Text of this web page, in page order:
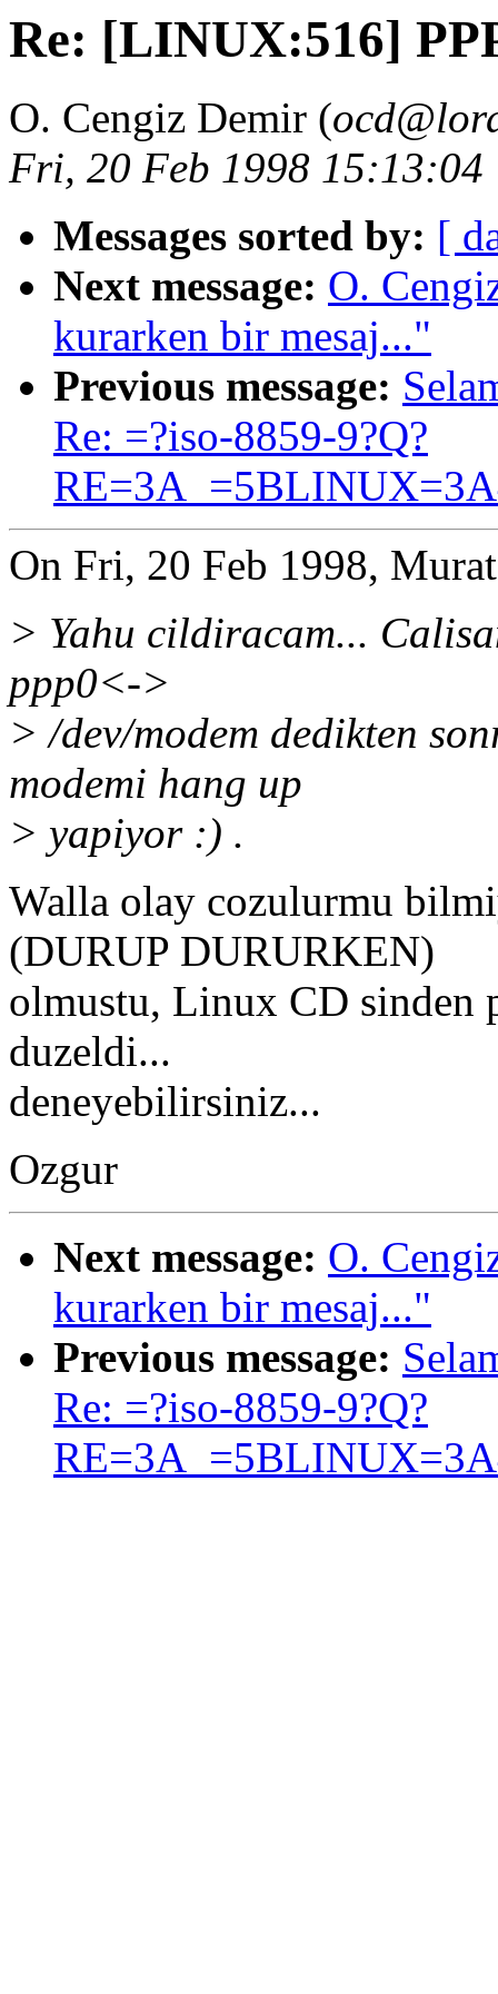
Re: [LINUX:516]
O. Cengiz Demir (
Fri, 20 Feb 1998
Messages sorted by: [
Next message: O.
kurarken bir mesaj..."
Previous message:
Re: =?iso-8859-9?Q?
On Fri, 20 Feb 1998,
> Yahu cildiracam...
ppp0<->
> /dev/modem dedikten
modemi hang up
> yapiyor :) .
Walla olay cozulurmu
(DURUP DURURKEN)
olmustu, Linux CD sinden
duzeldi...
deneyebilirsiniz...
Ozgur
Next message: O.
kurarken bir mesaj..."
Previous message:
Re: =?iso-8859-9?Q?